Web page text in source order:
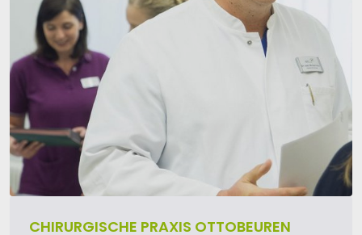
CHIRURGISCHE PRAXIS OTTOBEUREN